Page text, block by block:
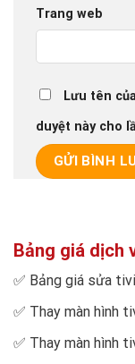
Trang web
Lưu tên
duyệt này cho
Bảng giá dịch
✅ Bảng giá sửa tivi
✅ Thay màn hình
✅ Thay màn hình